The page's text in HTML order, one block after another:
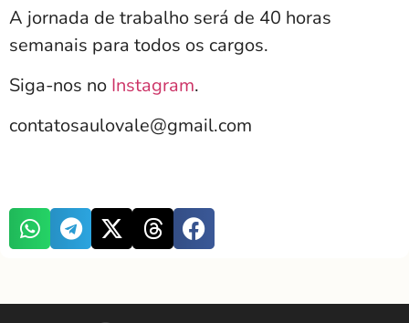
A jornada de trabalho será de 40 horas
semanais para todos os cargos.
Siga-nos no Instagram.
contatosaulovale@gmail.com